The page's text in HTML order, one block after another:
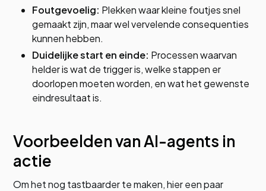
Foutgevoelig: Plekken waar kleine foutjes snel
gemaakt zijn, maar wel vervelende consequenties
kunnen hebben.
Duidelijke start en einde: Processen waarvan
helder is wat de trigger is, welke stappen er
doorlopen moeten worden, en wat het gewenste
eindresultaat is.
Voorbeelden van AI-agents in
actie
Om het nog tastbaarder te maken, hier een paar